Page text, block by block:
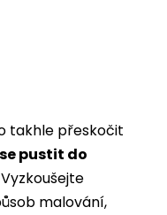
takhle přeskočit
pustit do
malování,